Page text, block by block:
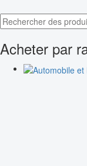
Acheter par